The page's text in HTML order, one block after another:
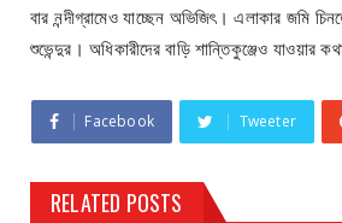
বার নন্দীগ্রামেও যাচ্ছেন অভিজিৎ। এলাকার জমি
শুভেন্দুর। অধিকারীদের বাড়ি শান্তিকুঞ্জেও যাওয়ার
Facebook Tweeter
RELATED POSTS